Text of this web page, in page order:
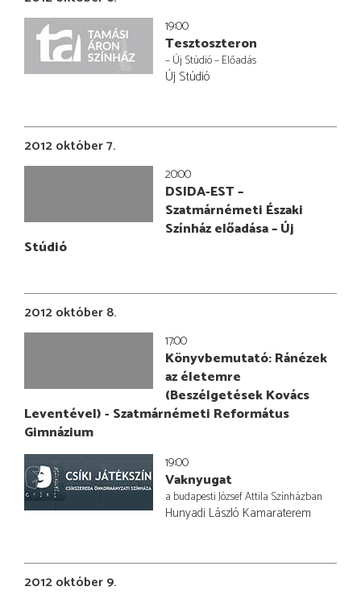
19:00
Tesztoszteron
– Új Stúdió – Előadás
Új Stúdió
2012 október 7.
20:00
DSIDA-EST –
Szatmárnémeti Északi
Színház előadása – Új
Stúdió
2012 október 8.
17:00
Könyvbemutató: Ránézek
az életemre
(Beszélgetések Kovács
Leventével) - Szatmárnémeti Református
Gimnázium
19:00
Vaknyugat
a budapesti József Attila Színházban
Hunyadi László Kamaraterem
2012 október 9.